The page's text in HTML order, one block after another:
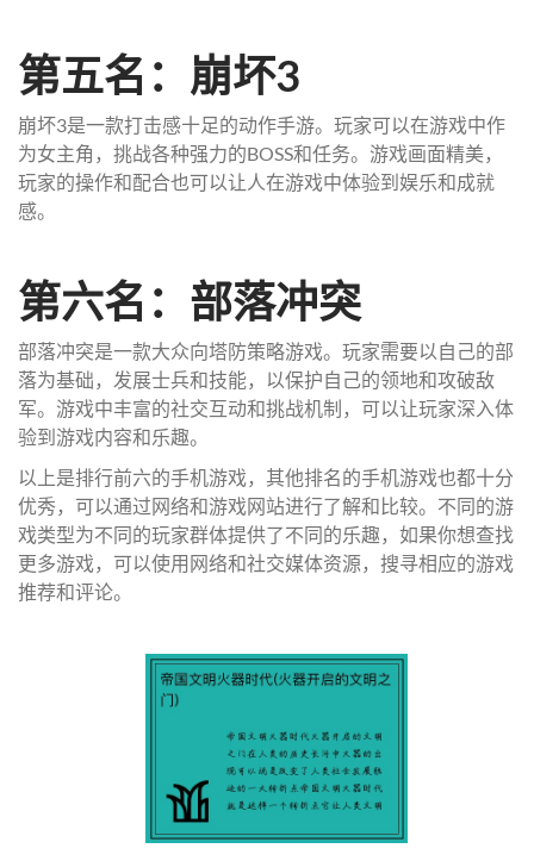
第五名：崩坏3
崩坏3是一款打击感十足的动作手游。玩家可以在游戏中作
为女主角，挑战各种强力的BOSS和任务。游戏画面精美，
玩家的操作和配合也可以让人在游戏中体验到娱乐和成就
感。
第六名：部落冲突
部落冲突是一款大众向塔防策略游戏。玩家需要以自己的部
落为基础，发展士兵和技能，以保护自己的领地和攻破敌
军。游戏中丰富的社交互动和挑战机制，可以让玩家深入体
验到游戏内容和乐趣。
以上是排行前六的手机游戏，其他排名的手机游戏也都十分
优秀，可以通过网络和游戏网站进行了解和比较。不同的游
戏类型为不同的玩家群体提供了不同的乐趣，如果你想查找
更多游戏，可以使用网络和社交媒体资源，搜寻相应的游戏
推荐和评论。